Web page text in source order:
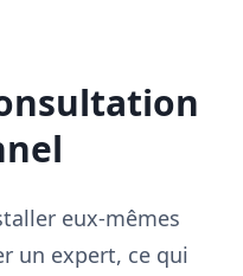
eux-mêmes
un expert, ce qui